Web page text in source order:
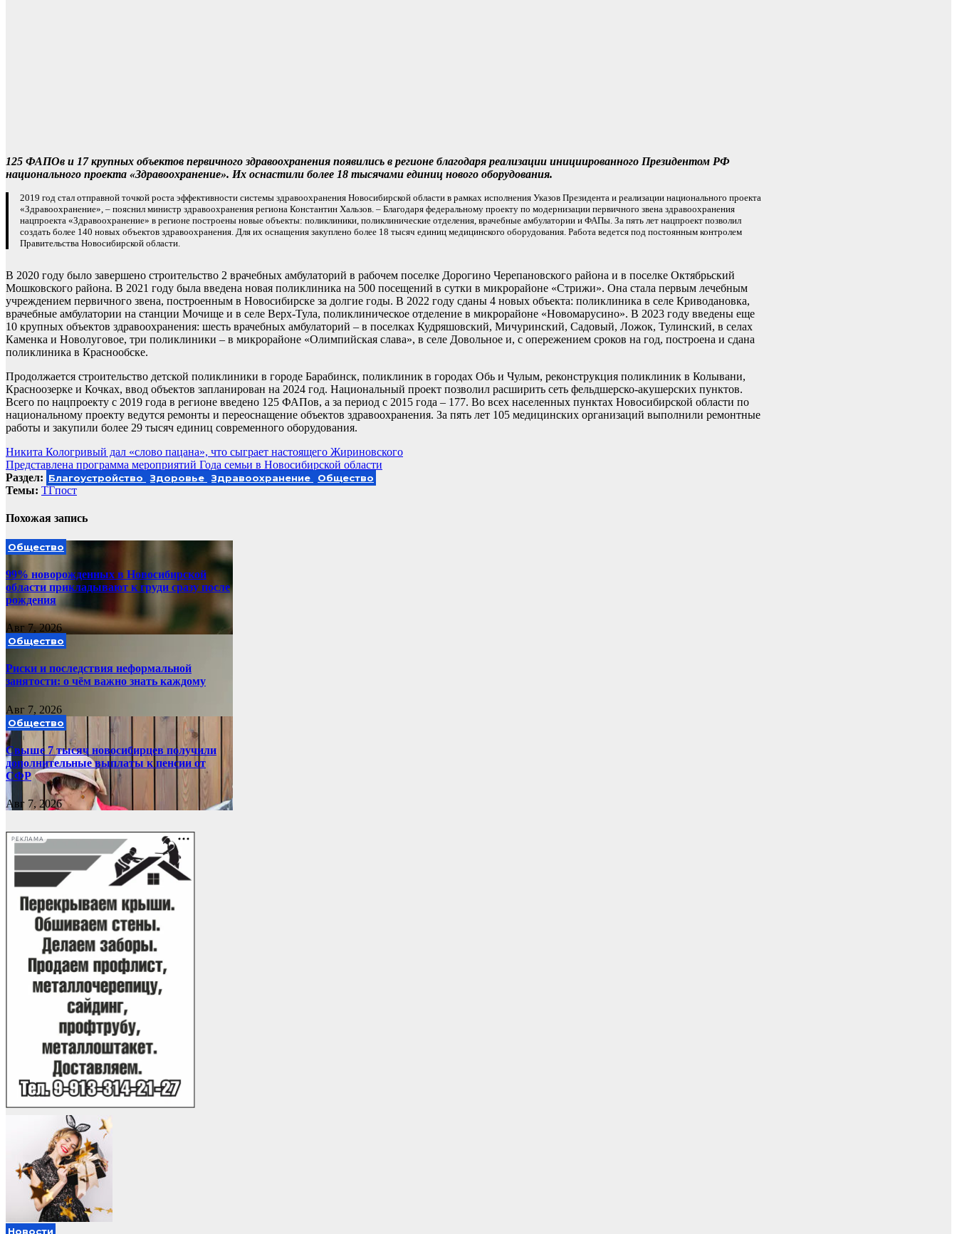
125 ФАПОв и 17 крупных объектов первичного здравоохранения появились в регионе благодаря реализации инициированного Президентом РФ
национального проекта «Здравоохранение». Их оснастили более 18 тысячами единиц нового оборудования.
2019 год стал отправной точкой роста эффективности системы здравоохранения Новосибирской области в рамках исполнения Указов Президента и реализации национального проекта
«Здравоохранение», – пояснил министр здравоохранения региона Константин Хальзов. – Благодаря федеральному проекту по модернизации первичного звена здравоохранения
нацпроекта «Здравоохранение» в регионе построены новые объекты: поликлиники, поликлинические отделения, врачебные амбулатории и ФАПы. За пять лет нацпроект позволил
создать более 140 новых объектов здравоохранения. Для их оснащения закуплено более 18 тысяч единиц медицинского оборудования. Работа ведется под постоянным контролем
Правительства Новосибирской области.
В 2020 году было завершено строительство 2 врачебных амбулаторий в рабочем поселке Дорогино Черепановского района и в поселке Октябрьский
Мошковского района. В 2021 году была введена новая поликлиника на 500 посещений в сутки в микрорайоне «Стрижи». Она стала первым лечебным
учреждением первичного звена, построенным в Новосибирске за долгие годы. В 2022 году сданы 4 новых объекта: поликлиника в селе Криводановка,
врачебные амбулатории на станции Мочище и в селе Верх-Тула, поликлиническое отделение в микрорайоне «Новомарусино». В 2023 году введены еще
10 крупных объектов здравоохранения: шесть врачебных амбулаторий – в поселках Кудряшовский, Мичуринский, Садовый, Ложок, Тулинский, в селах
Каменка и Новолуговое, три поликлиники – в микрорайоне «Олимпийская слава», в селе Довольное и, с опережением сроков на год, построена и сдана
поликлиника в Краснообске.
Продолжается строительство детской поликлиники в городе Барабинск, поликлиник в городах Обь и Чулым, реконструкция поликлиник в Колывани,
Красноозерке и Кочках, ввод объектов запланирован на 2024 год. Национальный проект позволил расширить сеть фельдшерско-акушерских пунктов.
Всего по нацпроекту с 2019 года в регионе введено 125 ФАПов, а за период с 2015 года – 177. Во всех населенных пунктах Новосибирской области по
национальному проекту ведутся ремонты и переоснащение объектов здравоохранения. За пять лет 105 медицинских организаций выполнили ремонтные
работы и закупили более 29 тысяч единиц современного оборудования.
Навигация
по
записям
Никита Кологривый дал «слово пацана», что сыграет настоящего Жириновского
Представлена программа мероприятий Года семьи в Новосибирской области
Раздел: Благоустройство Здоровье Здравоохранение Общество
Темы: ТГпост
Похожая запись
Общество
99% новорожденных в Новосибирской
области прикладывают к груди сразу после
рождения
Авг 7, 2026
Общество
Риски и последствия неформальной
занятости: о чём важно знать каждому
Авг 7, 2026
Общество
Свыше 7 тысяч новосибирцев получили
дополнительные выплаты к пенсии от
СФР
Авг 7, 2026
РЕКЛАМА
Новости